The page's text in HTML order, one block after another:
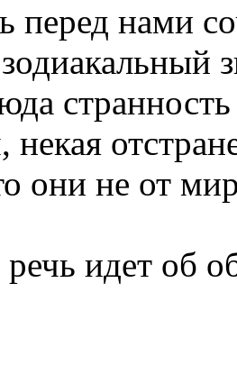
нами
некая
они не от
идет об